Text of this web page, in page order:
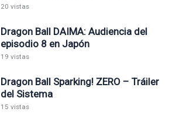
20 vistas
Dragon Ball DAIMA: Audiencia del
episodio 8 en Japón
19 vistas
Dragon Ball Sparking! ZERO – Tráiler
del Sistema
15 vistas